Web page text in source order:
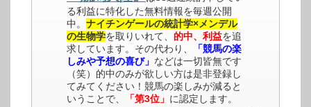
る利益に特化した無料情報を毎週公開
中。 ナイチンゲールの統計学×メンデル
の生物学を取りいれて、 的中、利益を追
求しています。その代わり、
「競馬の楽
しみや予想の喜び」 などは一切皆無です
（笑）的中のみが欲しい方は是非登録し
てみてください！競馬の楽しみが減ると
いうことで、
「第3位」 に認定します。